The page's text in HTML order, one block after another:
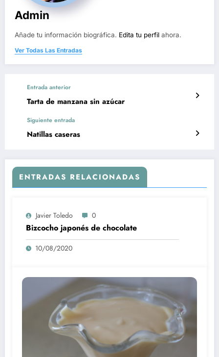
Admin
Añade tu información biográfica. Edita tu perfil ahora.
Ver Todas Las Entradas
Entrada anterior
Tarta de manzana sin azúcar
Siguiente entrada
Natillas caseras
ENTRADAS RELACIONADAS
Javier Toledo 0
Bizcocho japonés de chocolate
10/08/2020